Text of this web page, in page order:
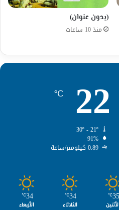
(بدون عنوان)
منذ 10 ساعات
22
℃
91%
0.89 كيلومتر/ساعة
35
℃
34
℃
الثلاثاء
34
℃
الأربعاء